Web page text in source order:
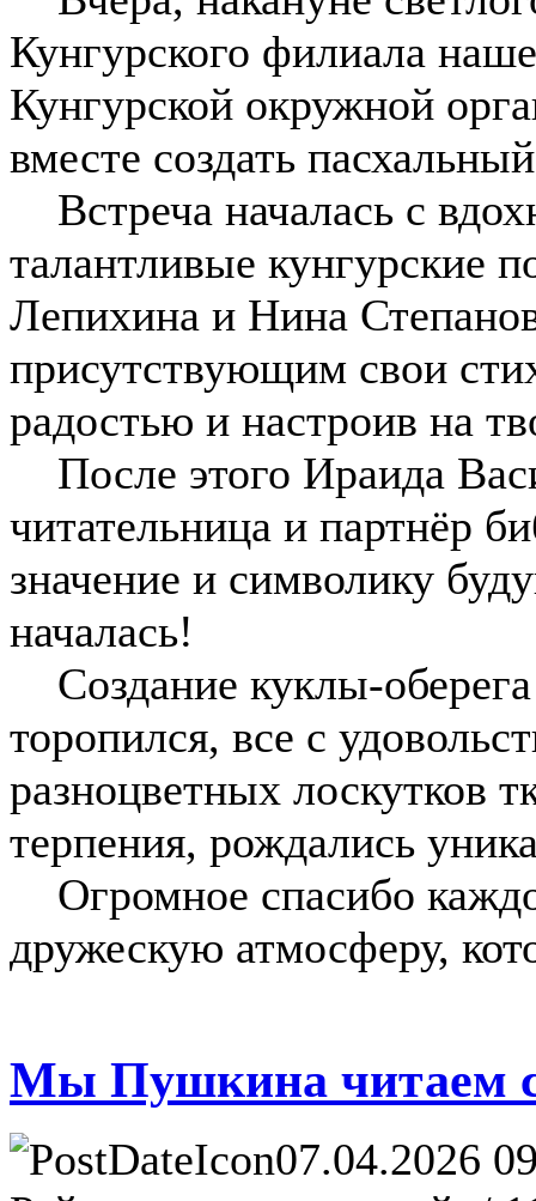
Кунгурского филиала
Кунгурской окружной
вместе создать
Встреча началась с
талантливые кунгурские
Лепихина и Нина
присутствующим свои
радостью и настроив на
После этого Ираида
читательница и партнёр
значение и символику
началась!
Создание куклы-
торопился, все с
разноцветных лоскутков
терпения, рождались
Огромное спасибо
дружескую атмосферу,
Мы Пушкина читаем с
07.04.2026